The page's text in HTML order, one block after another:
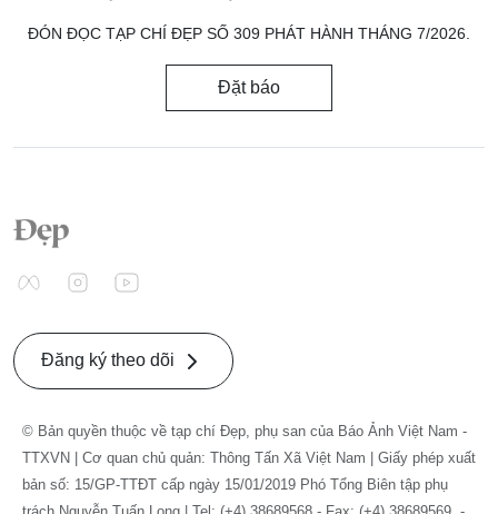
ĐÓN ĐỌC TẠP CHÍ ĐẸP SỐ 309 PHÁT HÀNH THÁNG 7/2026.
Đặt báo
Đăng ký theo dõi
© Bản quyền thuộc về tạp chí Đẹp, phụ san của Báo Ảnh Việt Nam -
TTXVN | Cơ quan chủ quản: Thông Tấn Xã Việt Nam | Giấy phép xuất
bản số: 15/GP-TTĐT cấp ngày 15/01/2019 Phó Tổng Biên tập phụ